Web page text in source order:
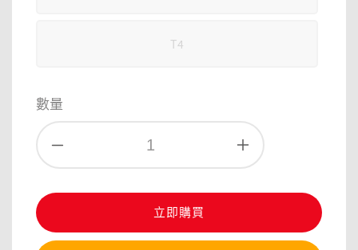
T4
數量
立即購買